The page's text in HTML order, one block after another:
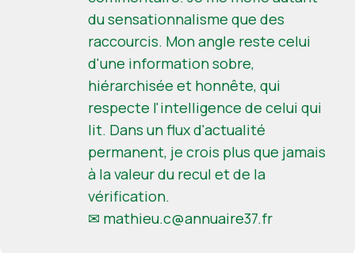
du sensationnalisme que des
raccourcis. Mon angle reste celui
d'une information sobre,
hiérarchisée et honnête, qui
respecte l'intelligence de celui qui
lit. Dans un flux d'actualité
permanent, je crois plus que jamais
à la valeur du recul et de la
vérification.
✉ mathieu.c@annuaire37.fr